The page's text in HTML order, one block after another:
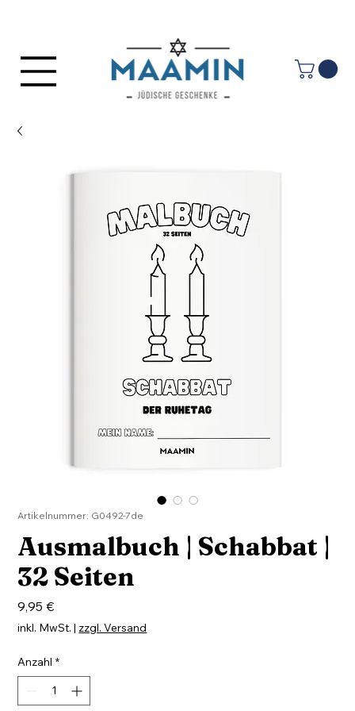
Artikelnummer: G0492-7de
Ausmalbuch | Schabbat |
32 Seiten
9,95 €Preis
inkl. MwSt. | zzgl. Versand
Anzahl *